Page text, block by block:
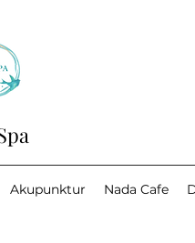
Akupunktur Nada Cafe